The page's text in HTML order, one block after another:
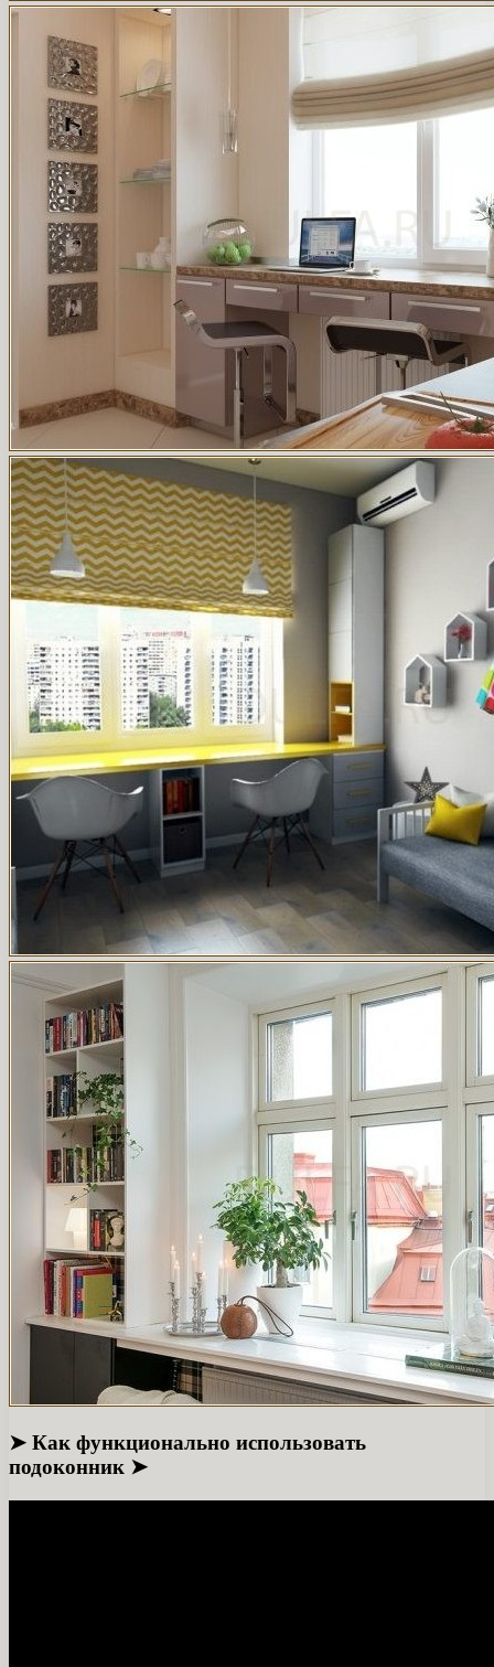
➤ Как функционально использовать
подоконник ➤